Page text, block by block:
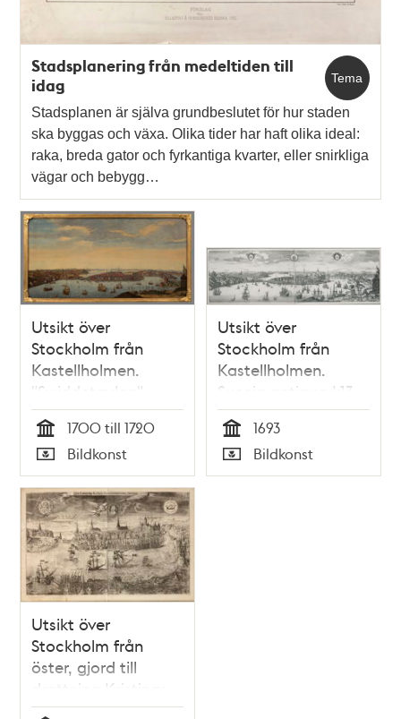
Tema
Stadsplanering från medeltiden till
idag
Stadsplanen är själva grundbeslutet för hur staden
ska byggas och växa. Olika tider har haft olika ideal:
raka, breda gator och fyrkantiga kvarter, eller snirkliga
vägar och bebygg…
Utsikt över
Stockholm från
Kastellholmen.
"Swiddetavlan"
(efter Willem
Swiddes kopparstick
i Suecia antiqua)
Tid
1700 till 1720
Typ
Bildkonst
Utsikt över
Stockholm från
Kastellholmen.
Suecia antiqua I:13.
Efter förlaga av Erik
Dahlbergh. Stokholmia
orientem versus.
Tid
1693
Typ
Bildkonst
Utsikt över
Stockholm från
öster, gjord till
drottning Kristinas
kröning 1650